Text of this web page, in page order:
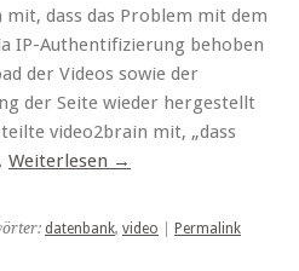
dass das Problem mit dem
IP-Authentifizierung behoben
der Videos sowie der
der Seite wieder hergestellt
video2brain mit, „dass
Weiterlesen →
datenbank, video Permalink